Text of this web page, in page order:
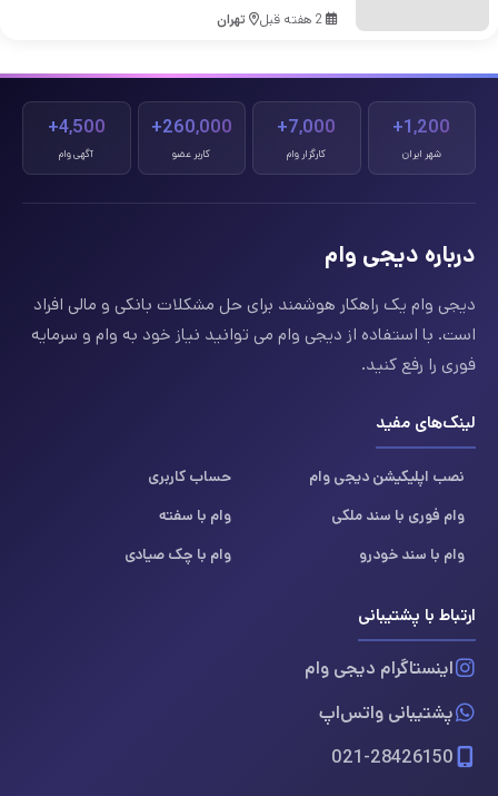
2 هفته قبل تهران
1,200+
شهر ایران
7,000+
کارگزار وام
260,000+
کاربر عضو
4,500+
آگهی وام
درباره دیجی وام
دیجی وام یک راهکار هوشمند برای حل مشکلات بانکی و مالی افراد
است. با استفاده از دیجی وام می توانید نیاز خود به وام و سرمایه
فوری را رفع کنید.
لینک‌های مفید
نصب اپلیکیشن دیجی وام
حساب کاربری
وام فوری با سند ملکی
وام با سفته
وام با سند خودرو
وام با چک صیادی
ارتباط با پشتیبانی
اینستاگرام دیجی وام
پشتیبانی واتس‌اپ
021-28426150